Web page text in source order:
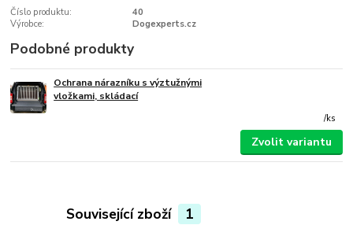
Číslo produktu:
40
Výrobce:
Dogexperts.cz
Podobné produkty
Ochrana nárazníku s výztužnými
vložkami, skládací
/ks
Zvolit variantu
Související zboží 1